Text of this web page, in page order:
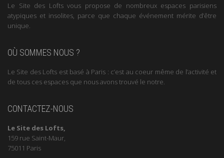
Le Site des Lofts vous propose de nombreux espaces parisiens
atypiques et insolites, parce que chaque événement mérite d’être
unique.
OÙ SOMMES NOUS ?
Le Site des Lofts est basé à Paris : c’est au coeur même de l’activité et
de tous ces espaces que nous avons trouvé le notre.
CONTACTEZ-NOUS
Le Site des Lofts,
159 rue Saint-Maur,
75011 Paris